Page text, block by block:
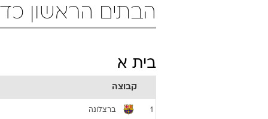
ליגההבתים הראשון
בית א
קבוצה
1 ברצלונה